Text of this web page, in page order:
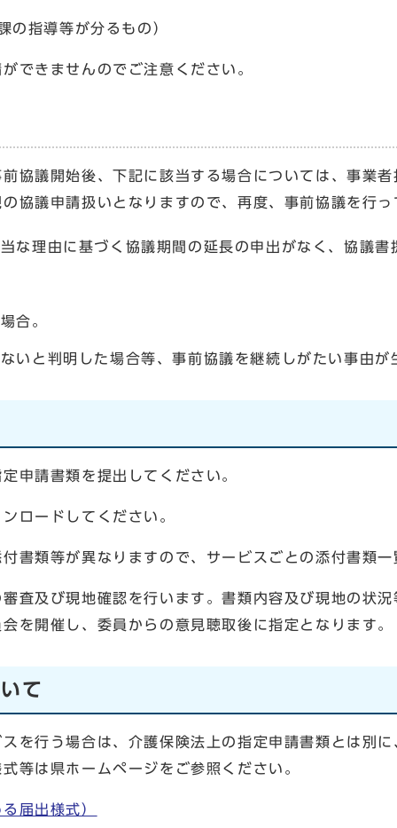
の指導等が分るもの）
できませんのでご注意ください。
議開始後、下記に該当する場合については、事業者
協議申請扱いとなりますので、再度、事前協議を行
な理由に基づく協議期間の延長の申出がなく、協議
合。
いと判明した場合等、事前協議を継続しがたい事由が
申請書類を提出してください。
ロードしてください。
類等が異なりますので、サービスごとの添付書類
及び現地確認を行います。書類内容及び現地の状
を開催し、委員からの意見聴取後に指定となります。
て
行う場合は、介護保険法上の指定申請書類とは別
等は県ホームページをご参照ください。
届出様式）